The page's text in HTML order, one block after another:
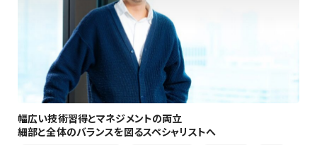
幅広い技術習得とマネジメントの両立
細部と全体のバランスを図るスペシャリストへ